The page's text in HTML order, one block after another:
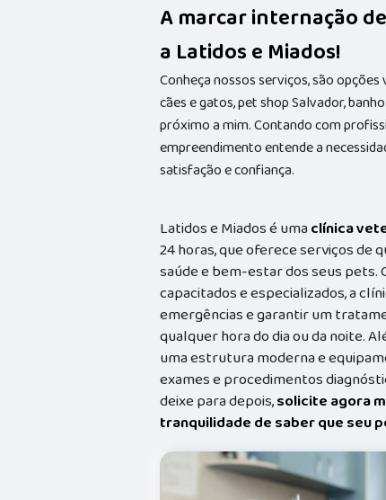
A marcar internação
a Latidos e Miados!
Conheça nossos serviços, são
cães e gatos, pet shop Salvador,
próximo a mim. Contando com
empreendimento entende a
satisfação e confiança.
Latidos e Miados é umaclínica
24 horas, que oferece serviços de
saúde e bem-estar dos seus pets.
capacitados e especializados, a
emergências e garantir um
qualquer hora do dia ou da noite.
uma estrutura moderna e
exames e procedimentos
deixe para depois,solicite agora
tranquilidade de saber que seu